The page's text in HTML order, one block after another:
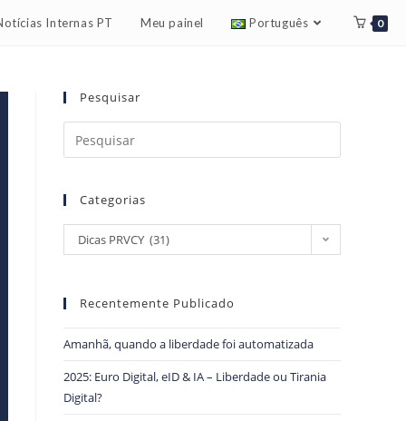
Internas PT Meu painel Português 0
Pesquisar
Categorias
Dicas PRVCY (31)
Recentemente Publicado
Amanhã, quando a liberdade foi automatizada
2025: Euro Digital, eID & IA – Liberdade ou Tirania
Digital?